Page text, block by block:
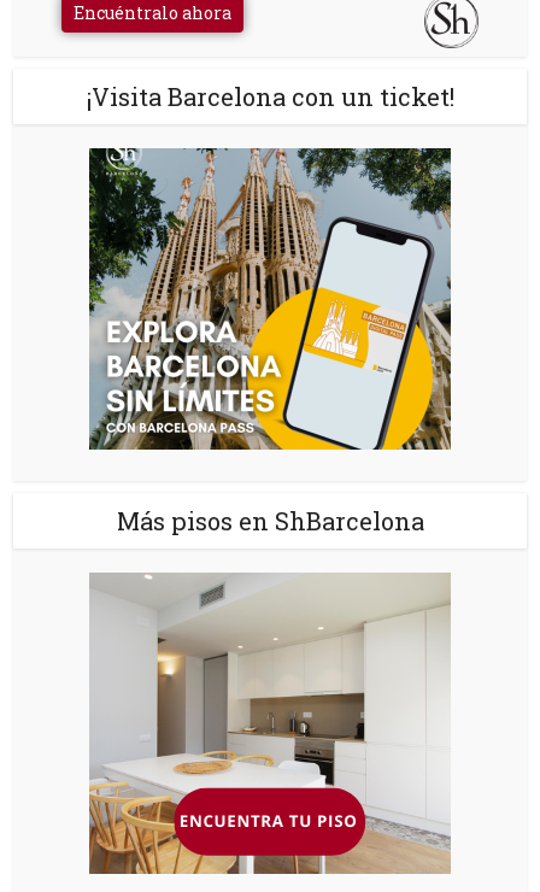
Encuéntralo ahora
¡Visita Barcelona con un ticket!
Más pisos en ShBarcelona